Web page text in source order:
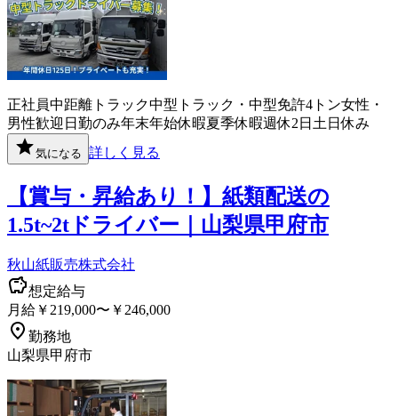
正社員中距離 トラック中型トラック・中型免許4トン女性・
男性歓迎 日勤のみ年末年始休暇夏季休暇週休2日 土日休み
気になる 詳しく見る
【賞与・昇給あり！】紙類配送の
1.5t~2tドライバー｜山梨県甲府市
秋山紙販売株式会社
想定給与
月給￥219,000〜￥246,000
勤務地
山梨県甲府市